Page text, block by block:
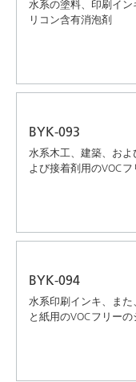
水系の塗料、印刷イ
リコン含有消泡剤
BYK-093
水系木工、建築、お
よび接着剤用のVOC
BYK-094
水系印刷インキ、ま
と紙用のVOCフリー